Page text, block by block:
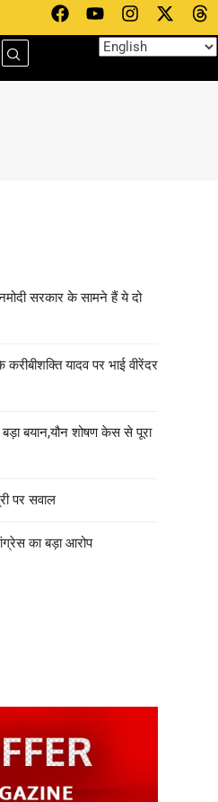
सरकार के सामने हैं ये दो
यादव पर भाई वीरेंदर
बयान,यौन शोषण केस से पूरा
पर सवाल
का बड़ा आरोप